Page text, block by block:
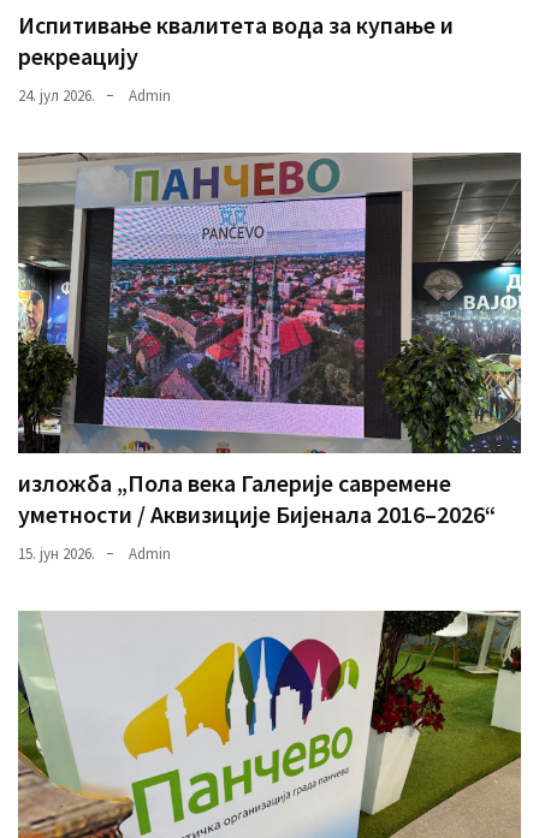
Испитивање квалитета вода за купање и
рекреацију
24. јул 2026. Admin
изложба „Пола века Галерије савремене
уметности / Аквизиције Бијенала 2016–2026“
15. јун 2026. Admin